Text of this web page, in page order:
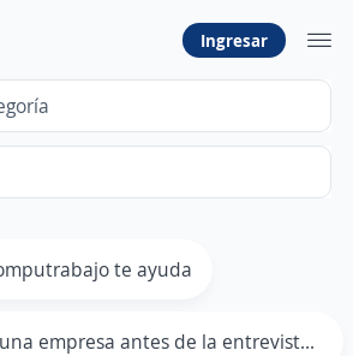
Ingresar
te ayuda
Cómo analizar una empresa antes de la entrevista de trabajo